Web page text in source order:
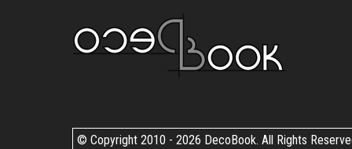
© Copyright 2010 - 2026 DecoBook. All Rights